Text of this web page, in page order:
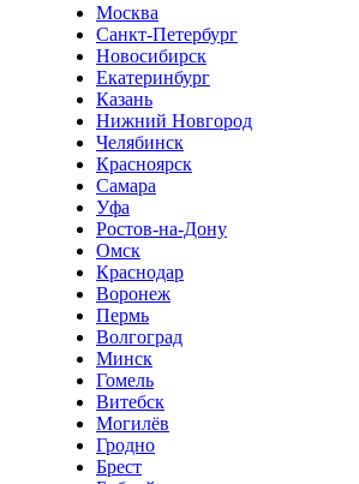
Москва
Санкт-Петербург
Новосибирск
Екатеринбург
Казань
Нижний Новгород
Челябинск
Красноярск
Самара
Уфа
Ростов-на-Дону
Омск
Краснодар
Воронеж
Пермь
Волгоград
Минск
Гомель
Витебск
Могилёв
Гродно
Брест